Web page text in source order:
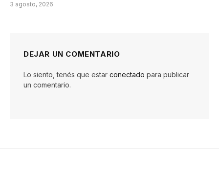
3 agosto, 2026
DEJAR UN COMENTARIO
Lo siento, tenés que estar conectado para publicar
un comentario.